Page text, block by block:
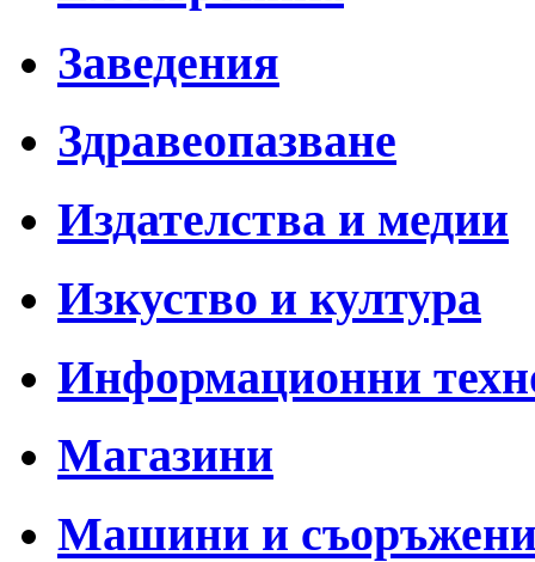
Заведения
Здравеопазване
Издателства и медии
Изкуство и култура
Информационни
Магазини
Машини и